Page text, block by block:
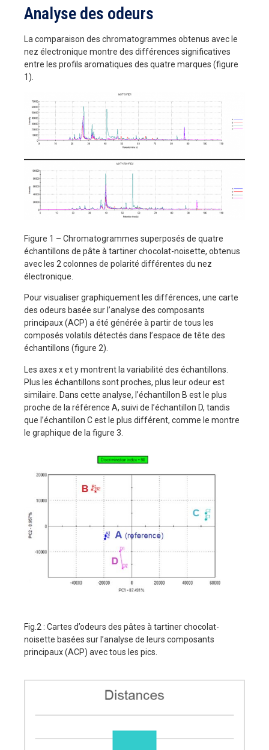
Analyse des odeurs
La comparaison des chromatogrammes obtenus avec le
nez électronique montre des différences significatives
entre les profils aromatiques des quatre marques (figure
1).
Figure 1 – Chromatogrammes superposés de quatre
échantillons de pâte à tartiner chocolat-noisette, obtenus
avec les 2 colonnes de polarité différentes du nez
électronique.
Pour visualiser graphiquement les différences, une carte
des odeurs basée sur l’analyse des composants
principaux (ACP) a été générée à partir de tous les
composés volatils détectés dans l’espace de tête des
échantillons (figure 2).
Les axes x et y montrent la variabilité des échantillons.
Plus les échantillons sont proches, plus leur odeur est
similaire. Dans cette analyse, l’échantillon B est le plus
proche de la référence A, suivi de l’échantillon D, tandis
que l’échantillon C est le plus différent, comme le montre
le graphique de la figure 3.
Fig.2 : Cartes d’odeurs des pâtes à tartiner chocolat-
noisette basées sur l’analyse de leurs composants
principaux (ACP) avec tous les pics.